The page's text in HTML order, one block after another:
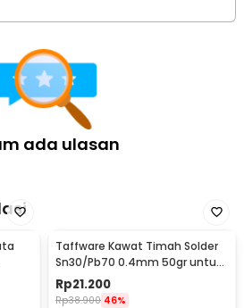
ada ulasan
Taffware Kawat Timah Solder
Sn30/Pb70 0.4mm 50gr untuk
PCB Elektronik 0.4mm
Rp21.200
Rp38.900 46%